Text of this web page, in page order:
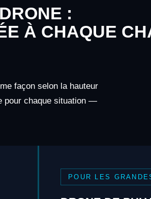
:
À CHAQUE
façon selon la hauteur
pour chaque situation —
POUR LES